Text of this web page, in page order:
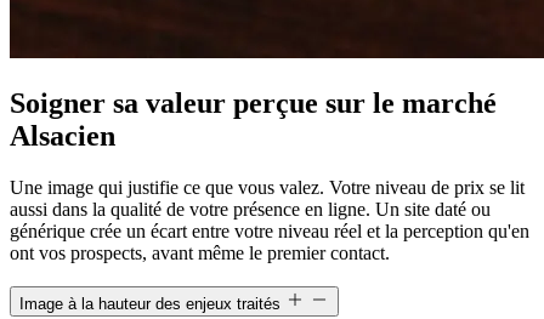
Soigner sa valeur perçue sur le marché
Alsacien
Une image qui justifie ce que vous valez. Votre niveau de prix se lit
aussi dans la qualité de votre présence en ligne. Un site daté ou
générique crée un écart entre votre niveau réel et la perception qu'en
ont vos prospects, avant même le premier contact.
Image à la hauteur des enjeux traités